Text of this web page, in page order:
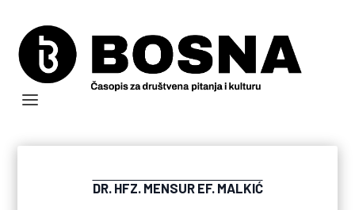
DR. HFZ. MENSUR EF. MALKIĆ